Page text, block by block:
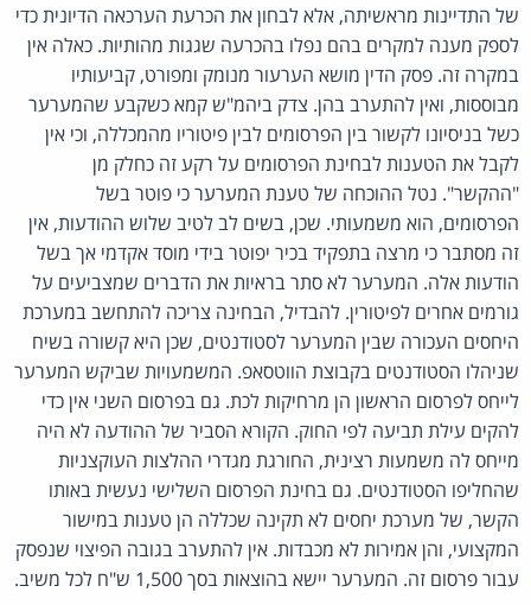
של התדיינות מראשיתה, אלא לבחון את הכרעת הערכאה הדיונית כדי
לספק מענה למקרים בהם נפלו בהכרעה שגגות מהותיות. כאלה אין
במקרה זה. פסק הדין מושא הערעור מנומק ומפורט, קביעותיו
מבוססות, ואין להתערב בהן. צדק ביהמ"ש קמא כשקבע שהמערער
כשל בניסיונו לקשור בין הפרסומים לבין פיטוריו מהמכללה, וכי אין
לקבל את הטענות לבחינת הפרסומים על רקע זה כחלק מן
"ההקשר". נטל ההוכחה של טענת המערער כי פוטר בשל
הפרסומים, הוא משמעותי. שכן, בשים לב לטיב שלוש ההודעות, אין
זה מסתבר כי מרצה בתפקיד בכיר יפוטר בידי מוסד אקדמי אך בשל
הודעות אלה. המערער לא סתר בראיות את הדברים שמצביעים על
גורמים אחרים לפיטורין. להבדיל, הבחינה צריכה להתחשב במערכת
היחסים העכורה שבין המערער לסטודנטים, שכן היא קשורה בשיח
שניהלו הסטודנטים בקבוצת הווטסאפ. המשמעויות שביקש המערער
לייחס לפרסום הראשון הן מרחיקות לכת. גם בפרסום השני אין כדי
להקים עילת תביעה לפי החוק. הקורא הסביר של ההודעה לא היה
מייחס לה משמעות רצינית, החורגת מגדרי ההלצות העוקצניות
שהחליפו הסטודנטים. גם בחינת הפרסום השלישי נעשית באותו
הקשר, של מערכת יחסים לא תקינה שכללה הן טענות במישור
המקצועי, והן אמירות לא מכבדות. אין להתערב בגובה הפיצוי שנפסק
עבור פרסום זה. המערער יישא בהוצאות בסך 1,500 ש"ח לכל משיב.